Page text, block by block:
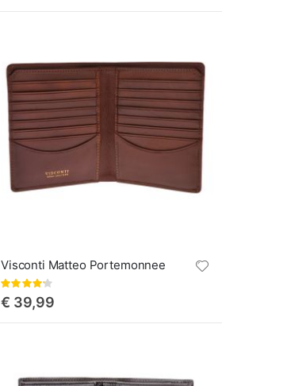
Visconti Matteo Portemonnee
Waardering:
€ 39,99